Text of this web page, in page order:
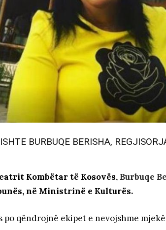
BURBUQE BERISHA,
Kombëtar të Kosovës, Burbuqe
në Ministrinë e Kulturës.
po qëndrojnë ekipet e nevojshme